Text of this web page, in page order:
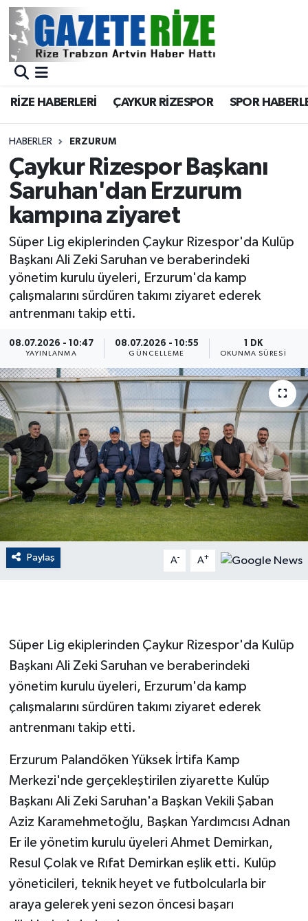
RİZE HABERLERİ ÇAYKUR RİZESPOR SPOR
HABERLER ERZURUM
Çaykur Rizespor Başkanı
Saruhan'dan Erzurum
kampına ziyaret
Süper Lig ekiplerinden Çaykur Rizespor'da Kulüp
Başkanı Ali Zeki Saruhan ve beraberindeki
yönetim kurulu üyeleri, Erzurum'da kamp
çalışmalarını sürdüren takımı ziyaret ederek
antrenmanı takip etti.
08.07.2026 - 10:47
YAYINLANMA
08.07.2026 - 10:55
GÜNCELLEME
1 DK
OKUNMA SÜRESI
Paylaş A- A+
Süper Lig ekiplerinden Çaykur Rizespor'da Kulüp
Başkanı Ali Zeki Saruhan ve beraberindeki
yönetim kurulu üyeleri, Erzurum'da kamp
çalışmalarını sürdüren takımı ziyaret ederek
antrenmanı takip etti.
Erzurum Palandöken Yüksek İrtifa Kamp
Merkezi'nde gerçekleştirilen ziyarette Kulüp
Başkanı Ali Zeki Saruhan'a Başkan Vekili Şaban
Aziz Karamehmetoğlu, Başkan Yardımcısı Adnan
Er ile yönetim kurulu üyeleri Ahmet Demirkan,
Resul Çolak ve Rıfat Demirkan eşlik etti. Kulüp
yöneticileri, teknik heyet ve futbolcularla bir
araya gelerek yeni sezon öncesi başarı
BÖLGEMİZ
Asayiş
Rize Jandarma Komutanlığı
Bilim Teknoloji
Bölge
Advertising news
Canlı Maç
Dış Haberler
Dünya
EĞİTİM
EKONOMİ
English News
Finans
GENEL
GÜNDEM
HABERDE İNSAN
İNSAN
İş Dünyası
Jandarma
Merkez Nöbetçi Eczaneler
Merkez Trafik Yoğunluk Haritası
Süper Lig Puan Durumu ve Fikstür
Tüm Manşetler
Son Dakika Haberleri
Haber Arşivi